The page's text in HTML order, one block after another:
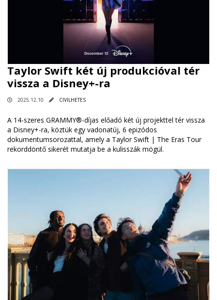
Taylor Swift két új produkcióval tér
vissza a Disney+-ra
2025.12.10 CIVILHETES
A 14-szeres GRAMMY®-díjas előadó két új projekttel tér vissza
a Disney+-ra, köztük egy vadonatúj, 6 epizódos
dokumentumsorozattal, amely a Taylor Swift | The Eras Tour
rekorddöntő sikerét mutatja be a kulisszák mögül.